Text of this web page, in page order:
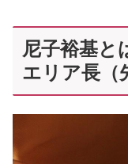
尼子裕基と
エリア長（